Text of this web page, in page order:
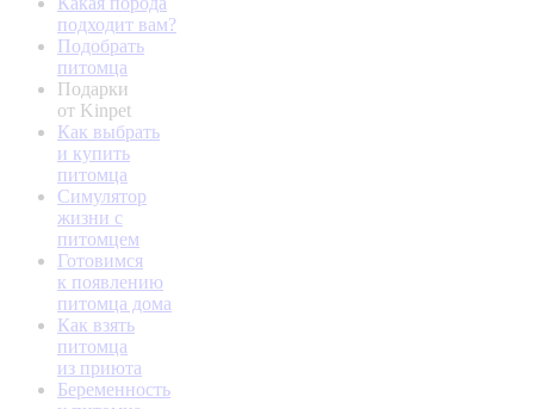
подходит вам?
Подобрать
питомца
Подарки
от Kinpet
Как выбрать
и купить
питомца
Симулятор
жизни с
питомцем
Готовимся
к появлению
питомца дома
Как взять
питомца
из приюта
Беременность